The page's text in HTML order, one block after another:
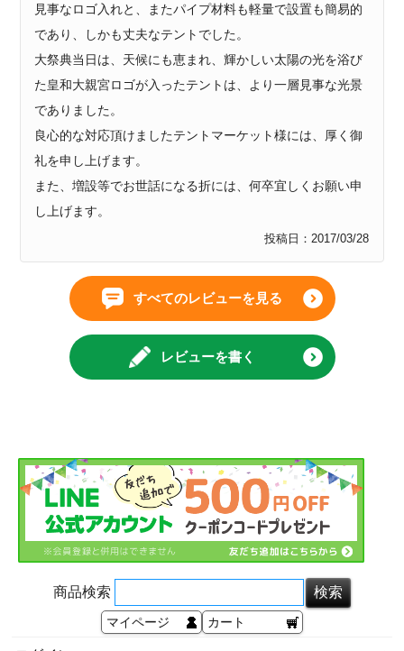
投稿日 2017/03/28
見事なロゴ入れと、またパイプ材料も軽量で設置も簡易的
であり、しかも丈夫なテントでした。
大祭典当日は、天候にも恵まれ、輝かしい太陽の光を浴び
た皇和大親宮ロゴが入ったテントは、より一層見事な光景
でありました。
良心的な対応頂けましたテントマーケット様には、厚く御
礼を申し上げます。
また、増設等でお世話になる折には、何卒宜しくお願い申
し上げます。
すべてのレビューを見る
レビューを書く
商品検索
マイページ カート